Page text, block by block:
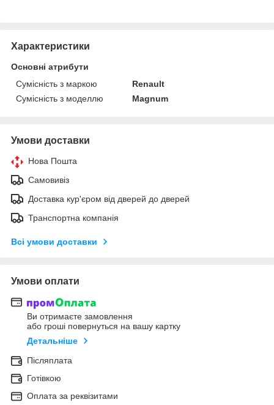
Характеристики
Основні атрибути
Сумісність з маркою
Renault
Сумісність з моделлю
Magnum
Умови доставки
Нова Пошта
Самовивіз
Доставка кур'єром від дверей до дверей
Транспортна компанія
Всі умови доставки
Умови оплати
Ви отримаєте замовлення
або гроші повернуться на вашу картку
Детальніше
Післяплата
Готівкою
Оплата за реквізитами